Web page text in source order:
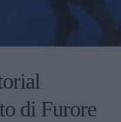
di Furore